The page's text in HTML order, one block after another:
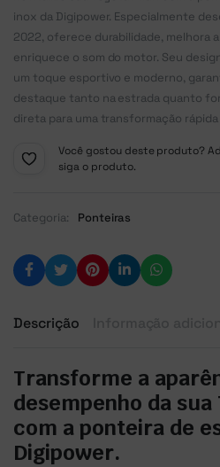
inox da Digipower. Especialmente
2022, oferece durabilidade, melhora
enriquece o som do motor. Seu
um toque esportivo e moderno,
destaque tanto na estrada quanto
direta para uma transformação
Você gostou deste produto?
siga o produto.
Categoria: Ponteiras
Descrição
Transforme a
desempenho da
com a ponteira de
Digipower.